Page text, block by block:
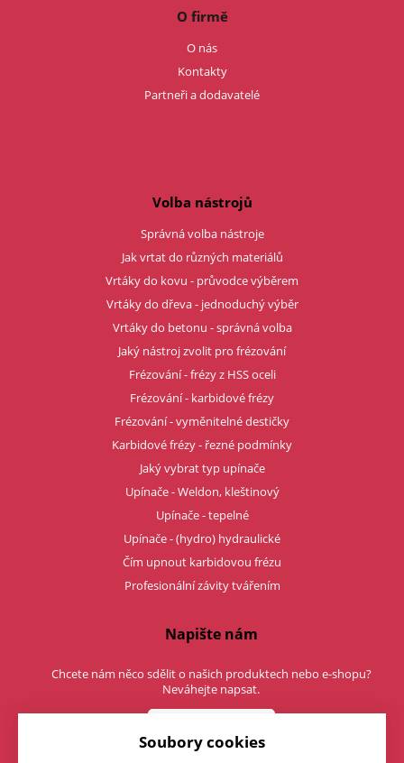
O firmě
O nás
Kontakty
Partneři a dodavatelé
Volba nástrojů
Správná volba nástroje
Jak vrtat do různých materiálů
Vrtáky do kovu - průvodce výběrem
Vrtáky do dřeva - jednoduchý výběr
Vrtáky do betonu - správná volba
Jaký nástroj zvolit pro frézování
Frézování - frézy z HSS oceli
Frézování - karbidové frézy
Frézování - vyměnitelné destičky
Karbidové frézy - řezné podmínky
Jaký vybrat typ upínače
Upínače - Weldon, kleštinový
Upínače - tepelné
Upínače - (hydro) hydraulické
Čím upnout karbidovou frézu
Profesionální závity tvářením
Napište nám
Chcete nám něco sdělit o našich produktech nebo e-shopu?
Neváhejte napsat.
Soubory cookies